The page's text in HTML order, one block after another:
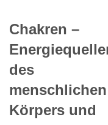
Chakren –
des
menschlichen
Körpers und